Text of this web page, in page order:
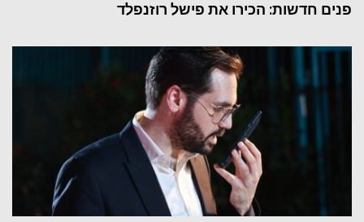
פנים חדשות: הכירו את פישל רוזנפלד